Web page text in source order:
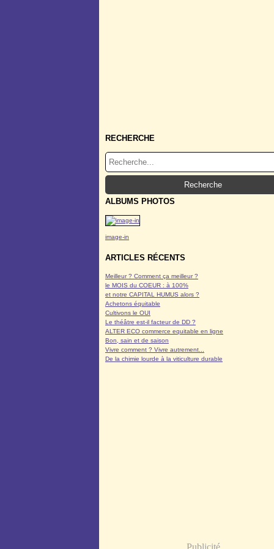
RECHERCHE
ALBUMS PHOTOS
image-in
ARTICLES RÉCENTS
Meilleur ? Comment ça meilleur ?
le MOIS du COEUR : à 100%
et notre CAPITAL HUMUS alors ?
Achetons équitable
Cultivons le OUI
Le théâtre est-il facteur de DD ?
ALTER ECO commerce equitable en ligne
Bon, sain et de saison
Vivre comment ? Vivre autrement...
De la chimie lourde à la viticulture durable
Publicité